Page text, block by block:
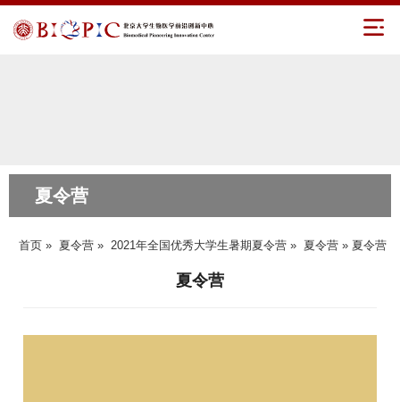
夏令营
首页 » 夏令营 » 2021年全国优秀大学生暑期夏令营 » 夏令营 » 夏令营
夏令营